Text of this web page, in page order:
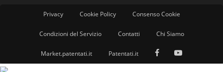
Privacy Cookie Policy Consenso Cookie
Condizioni del Servizio Contatti Chi Siamo
Market.patentati.it Patentati.it